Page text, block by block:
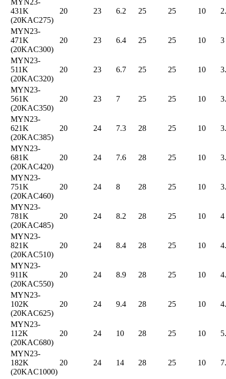
MYN23-
431K
(20KAC275)
20 23 6.2 25 25 10
MYN23-
471K
(20KAC300)
20 23 6.4 25 25 10 3
MYN23-
511K
(20KAC320)
20 23 6.7 25 25 10
MYN23-
561K
(20KAC350)
20 23 7 25 25 10
MYN23-
621K
(20KAC385)
20 24 7.3 28 25 10
MYN23-
681K
(20KAC420)
20 24 7.6 28 25 10
MYN23-
751K
(20KAC460)
20 24 8 28 25 10
MYN23-
781K
(20KAC485)
20 24 8.2 28 25 10 4
MYN23-
821K
(20KAC510)
20 24 8.4 28 25 10
MYN23-
911K
(20KAC550)
20 24 8.9 28 25 10
MYN23-
102K
(20KAC625)
20 24 9.4 28 25 10
MYN23-
112K
(20KAC680)
20 24 10 28 25 10
MYN23-
182K
(20KAC1000)
20 24 14 28 25 10